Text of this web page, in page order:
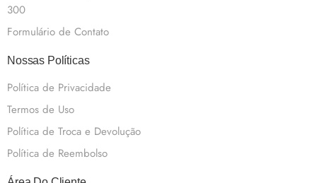
300
Formulário de Contato
Nossas Políticas
Política de Privacidade
Termos de Uso
Política de Troca e Devolução
Política de Reembolso